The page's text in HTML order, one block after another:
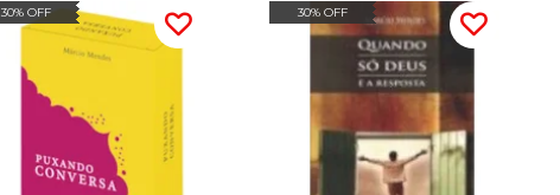
30% OFF 30% OFF